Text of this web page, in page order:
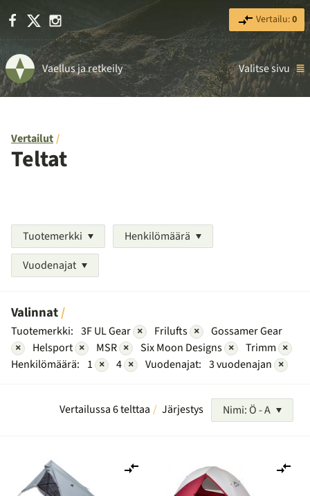
Facebook Instagram Vertailu:0
Vaellus ja retkeily Valitse sivu
Vertailut
Teltat
Tuotemerkki
Henkilömäärä
Vuodenajat
Valinnat
Tuotemerkki: 3F UL Gear × Frilufts ×
Gossamer Gear
×
Helsport × MSR × Six Moon Designs × Trimm ×
Henkilömäärä: 1 × 4 × Vuodenajat: 3 vuodenajan ×
Vertailussa 6 telttaa Järjestys Nimi: Ö - A
vertailuun